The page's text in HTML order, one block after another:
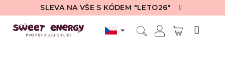
obsah
SLEVA NA VŠE S KÓDEM "LETO26"